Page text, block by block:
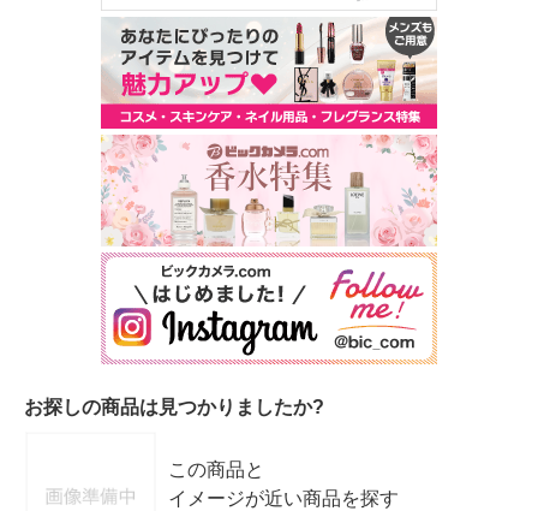
お探しの商品は見つかりましたか?
この商品と
イメージが近い商品を探す